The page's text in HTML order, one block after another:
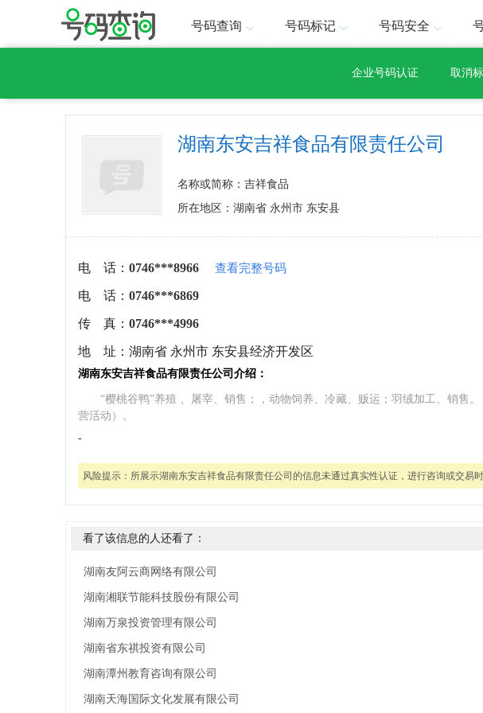
号码查询 号码标记 号码安全
企业号码认证 取消
湖南东安吉祥食品有限责任公司
名称或简称：吉祥食品
所在地区：湖南省 永州市 东安县
电 话： 0746***8966 查看完整号码
电 话： 0746***6869
传 真： 0746***4996
地 址： 湖南省 永州市 东安县经济开发区
湖南东安吉祥食品有限责任公司介绍：
“樱桃谷鸭”养殖 、屠宰、销售；，动物饲养、冷藏、贩运；羽绒加工、销售
营活动）。
-
风险提示： 所展示湖南东安吉祥食品有限责任公司的信息未通过真实性认证，进行咨询或交易
看了该信息的人还看了：
湖南友阿云商网络有限公司
湖南湘联节能科技股份有限公司
湖南万泉投资管理有限公司
湖南省东祺投资有限公司
湖南潭州教育咨询有限公司
湖南天海国际文化发展有限公司